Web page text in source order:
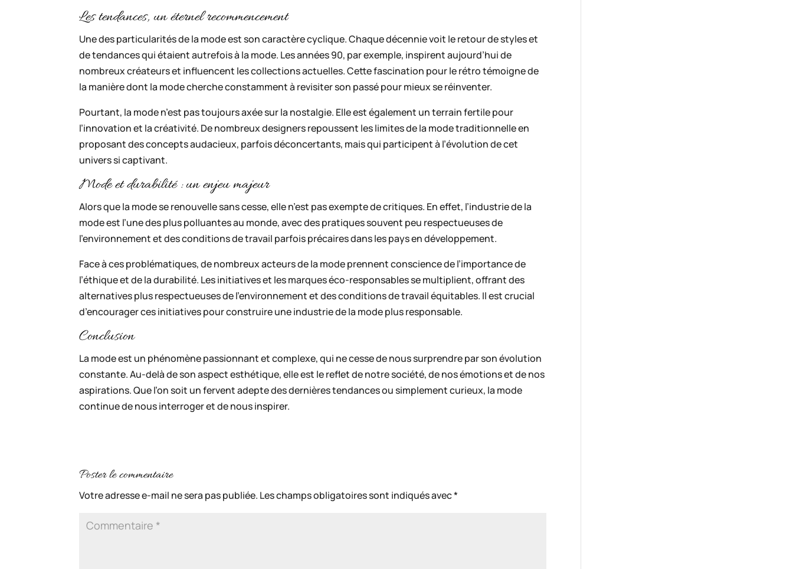
Les tendances, un éternel recommencement
Une des particularités de la mode est son caractère cyclique. Chaque décennie voit le retour de styles et
de tendances qui étaient autrefois à la mode. Les années 90, par exemple, inspirent aujourd’hui de
nombreux créateurs et influencent les collections actuelles. Cette fascination pour le rétro témoigne de
la manière dont la mode cherche constamment à revisiter son passé pour mieux se réinventer.
Pourtant, la mode n’est pas toujours axée sur la nostalgie. Elle est également un terrain fertile pour
l’innovation et la créativité. De nombreux designers repoussent les limites de la mode traditionnelle en
proposant des concepts audacieux, parfois déconcertants, mais qui participent à l’évolution de cet
univers si captivant.
Mode et durabilité : un enjeu majeur
Alors que la mode se renouvelle sans cesse, elle n’est pas exempte de critiques. En effet, l’industrie de la
mode est l’une des plus polluantes au monde, avec des pratiques souvent peu respectueuses de
l’environnement et des conditions de travail parfois précaires dans les pays en développement.
Face à ces problématiques, de nombreux acteurs de la mode prennent conscience de l’importance de
l’éthique et de la durabilité. Les initiatives et les marques éco-responsables se multiplient, offrant des
alternatives plus respectueuses de l’environnement et des conditions de travail équitables. Il est crucial
d’encourager ces initiatives pour construire une industrie de la mode plus responsable.
Conclusion
La mode est un phénomène passionnant et complexe, qui ne cesse de nous surprendre par son évolution
constante. Au-delà de son aspect esthétique, elle est le reflet de notre société, de nos émotions et de nos
aspirations. Que l’on soit un fervent adepte des dernières tendances ou simplement curieux, la mode
continue de nous interroger et de nous inspirer.
Poster le commentaire
Votre adresse e-mail ne sera pas publiée. Les champs obligatoires sont indiqués avec*